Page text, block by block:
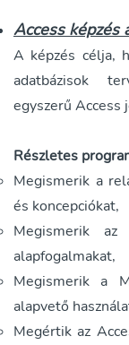
Access képzés
A képzés célja,
adatbázisok
egyszerű
Részletes
Megismerik a
és koncepciókat,
Megismerik az
alapfogalmakat,
Megismerik a
alapvető
Megértik az